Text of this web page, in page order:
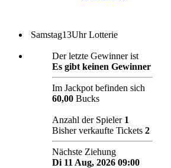
Samstag13Uhr Lotterie
Der letzte Gewinner ist
Es gibt keinen Gewinner
Im Jackpot befinden sich
60,00 Bucks
Anzahl der Spieler 1
Bisher verkaufte Tickets 2
Nächste Ziehung
Di 11 Aug, 2026 09:00